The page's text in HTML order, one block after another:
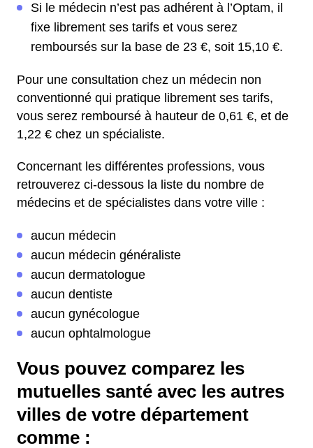
Si le médecin n’est pas adhérent à l’Optam, il
fixe librement ses tarifs et vous serez
remboursés sur la base de 23 €, soit 15,10 €.
Pour une consultation chez un médecin non
conventionné qui pratique librement ses tarifs,
vous serez remboursé à hauteur de 0,61 €, et de
1,22 € chez un spécialiste.
Concernant les différentes professions, vous
retrouverez ci-dessous la liste du nombre de
médecins et de spécialistes dans votre ville :
aucun médecin
aucun médecin généraliste
aucun dermatologue
aucun dentiste
aucun gynécologue
aucun ophtalmologue
Vous pouvez comparez les
mutuelles santé avec les autres
villes de votre département
comme :